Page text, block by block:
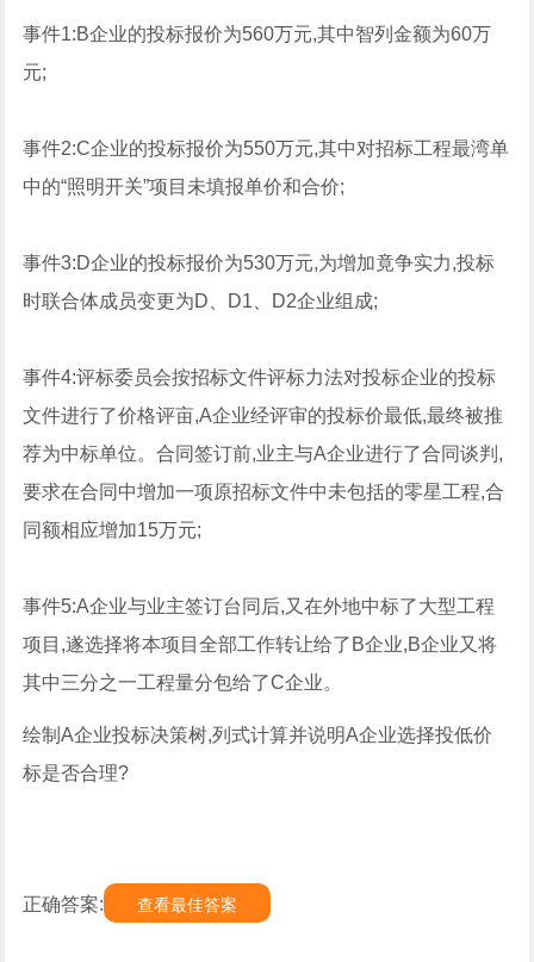
事件1:B企业的投标报价为560万元,其中智列金额为60万
元;
事件2:C企业的投标报价为550万元,其中对招标工程最湾单
中的“照明开关”项目未填报单价和合价;
事件3:D企业的投标报价为530万元,为增加竟争实力,投标
时联合体成员变更为D、D1、D2企业组成;
事件4:评标委员会按招标文件评标力法对投标企业的投标
文件进行了价格评亩,A企业经评审的投标价最低,最终被推
荐为中标单位。合同签订前,业主与A企业进行了合同谈判,
要求在合同中增加一项原招标文件中未包括的零星工程,合
同额相应增加15万元;
事件5:A企业与业主签订台同后,又在外地中标了大型工程
项目,遂选择将本项目全部工作转让给了B企业,B企业又将
其中三分之一工程量分包给了C企业。
绘制A企业投标决策树,列式计算并说明A企业选择投低价
标是否合理?
正确答案: 查看最佳答案